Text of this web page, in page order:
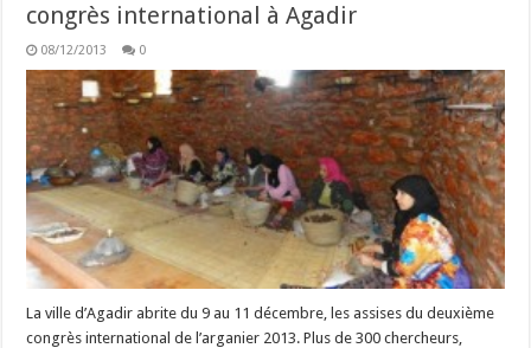
congrès international à Agadir
08/12/2013 0
La ville d’Agadir abrite du 9 au 11 décembre, les assises du deuxième
congrès international de l’arganier 2013. Plus de 300 chercheurs,